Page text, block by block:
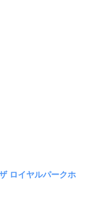
ロイヤルパークホ